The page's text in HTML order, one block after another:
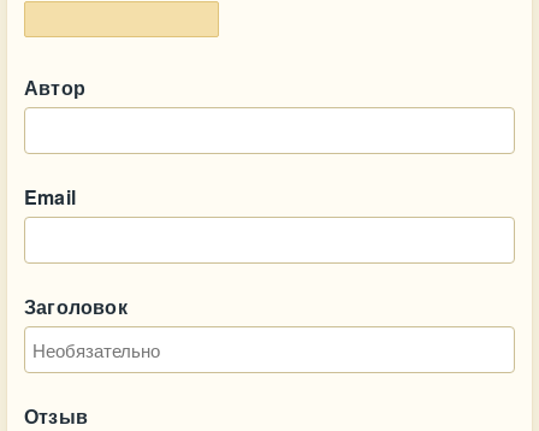
Автор
Email
Заголовок
Отзыв